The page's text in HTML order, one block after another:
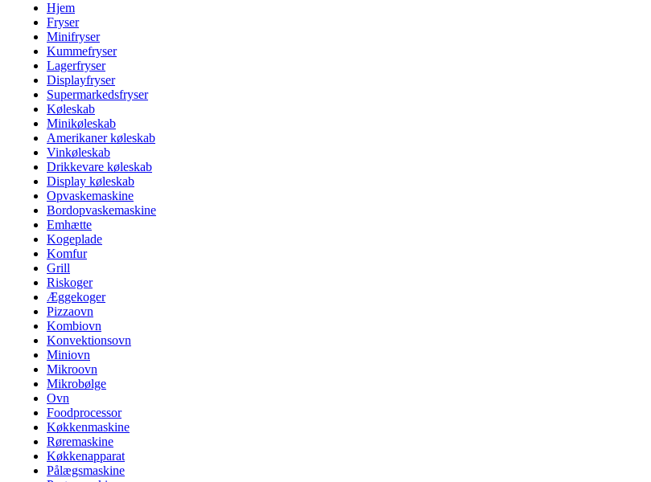
Hjem
Fryser
Minifryser
Kummefryser
Lagerfryser
Displayfryser
Supermarkedsfryser
Køleskab
Minikøleskab
Amerikaner køleskab
Vinkøleskab
Drikkevare køleskab
Display køleskab
Opvaskemaskine
Bordopvaskemaskine
Emhætte
Kogeplade
Komfur
Grill
Riskoger
Æggekoger
Pizzaovn
Kombiovn
Konvektionsovn
Miniovn
Mikroovn
Mikrobølge
Ovn
Foodprocessor
Køkkenmaskine
Røremaskine
Køkkenapparat
Pålægsmaskine